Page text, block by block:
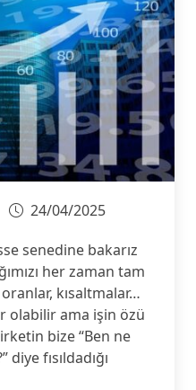
24/04/2025
senedine bakarız
her zaman tam
kısaltmalar…
olabilir ama işin özü
bize “Ben ne
fısıldadığı